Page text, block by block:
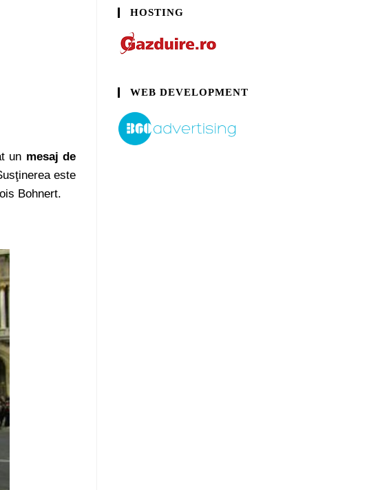
un mesaj de
este
Bohnert.
HOSTING
WEB DEVELOPMENT